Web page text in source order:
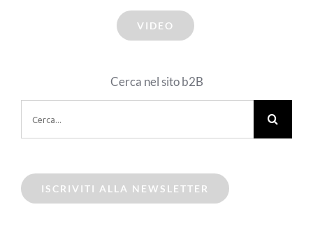
VIDEO
Cerca nel sito b2B
per:
ISCRIVITI ALLA NEWSLETTER